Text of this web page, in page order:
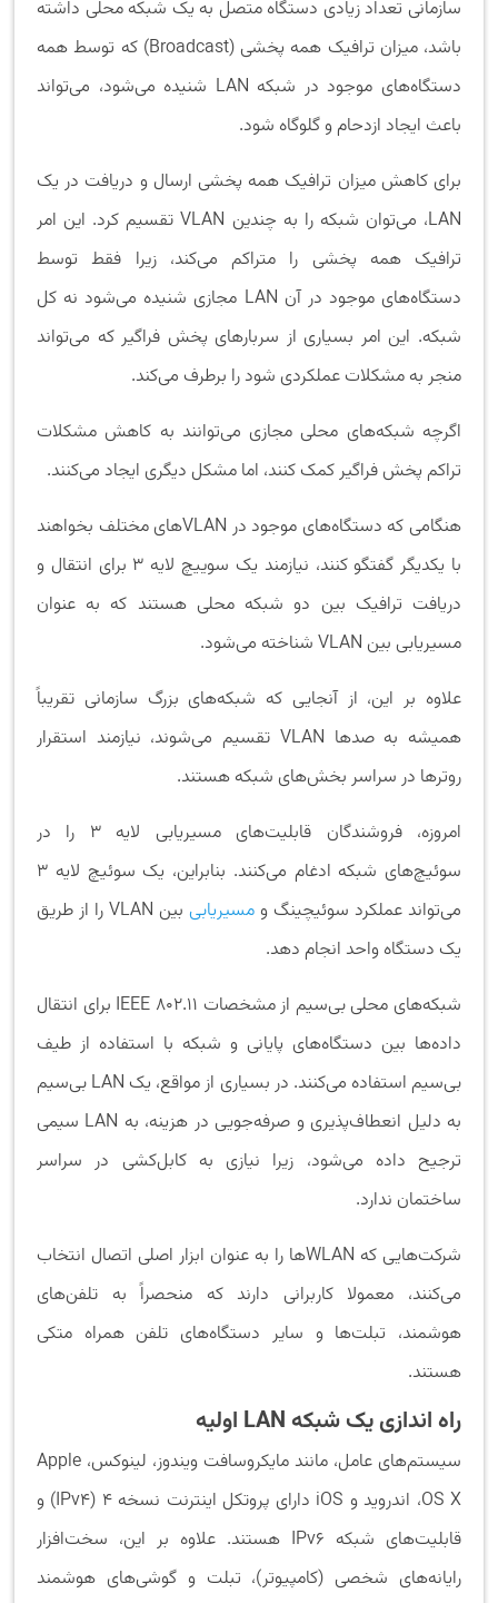
سازمانی تعداد زیادی دستگاه متصل به یک شبکه محلی داشته
باشد، میزان ترافیک همه پخشی (Broadcast) که توسط همه
دستگاه‌های موجود در شبکه LAN شنیده می‌شود، می‌تواند
باعث ایجاد ازدحام و گلوگاه شود.
برای کاهش میزان ترافیک همه پخشی ارسال و دریافت در یک
LAN، می‌توان شبکه را به چندین VLAN تقسیم کرد. این امر
ترافیک همه پخشی را متراکم می‌کند، زیرا فقط توسط
دستگاه‌های موجود در آن LAN مجازی شنیده می‌شود نه کل
شبکه. این امر بسیاری از سربارهای پخش فراگیر که می‌تواند
منجر به مشکلات عملکردی شود را برطرف می‌کند.
اگرچه شبکه‌های محلی مجازی می‌توانند به کاهش مشکلات
تراکم پخش فراگیر کمک کنند، اما مشکل دیگری ایجاد می‌کنند.
هنگامی که دستگاه‌های موجود در VLANهای مختلف بخواهند
با یکدیگر گفتگو کنند، نیازمند یک سوییچ لایه 3 برای انتقال و
دریافت ترافیک بین دو شبکه محلی هستند که به عنوان
مسیریابی بین VLAN شناخته می‌شود.
علاوه بر این، از آنجایی که شبکه‌های بزرگ سازمانی تقریباً
همیشه به صدها VLAN تقسیم می‌شوند، نیازمند استقرار
روترها در سراسر بخش‌های شبکه هستند.
امروزه، فروشندگان قابلیت‌های مسیریابی لایه 3 را در
سوئیچ‌های شبکه ادغام می‌کنند. بنابراین، یک سوئیچ لایه 3
می‌تواند عملکرد سوئیچینگ و مسیریابی
بین VLAN را از طریق
یک دستگاه واحد انجام دهد.
شبکه‌های محلی بی‌سیم از مشخصات IEEE 802.11 برای انتقال
داده‌ها بین دستگاه‌های پایانی و شبکه با استفاده از طیف
بی‌سیم استفاده می‌کنند. در بسیاری از مواقع، یک LAN بی‌سیم
به دلیل انعطاف‌پذیری و صرفه‌جویی در هزینه، به LAN سیمی
ترجیح داده می‌شود، زیرا نیازی به کابل‌کشی در سراسر
ساختمان ندارد.
شرکت‌هایی که WLANها را به عنوان ابزار اصلی اتصال انتخاب
می‌کنند، معمولا کاربرانی دارند که منحصراً به تلفن‌های
هوشمند، تبلت‌ها و سایر دستگاه‌های تلفن همراه متکی
هستند.
راه اندازی یک شبکه LAN اولیه
سیستم‌های عامل، مانند مایکروسافت ویندوز، لینوکس، Apple
OS X، اندروید و iOS دارای پروتکل اینترنت نسخه 4 (IPv4) و
قابلیت‌های شبکه IPv6 هستند. علاوه بر این، سخت‌افزار
رایانه‌های شخصی (کامپیوتر)، تبلت و گوشی‌های هوشمند